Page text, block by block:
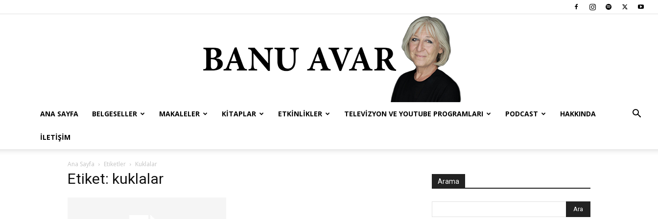
ANA SAYFA BELGESELLER MAKALELER KITAPLAR ETKINLIKLER TELEVIZYON VE YOUTUBE PROGRAMLARI PODCAST HAKKINDA
İLETIŞIM
Ana Sayfa Etiketler Kuklalar
Etiket: kuklalar Arama